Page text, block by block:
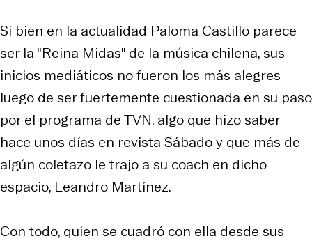
Si bien en la actualidad Paloma Castillo parece
ser la "Reina Midas" de la música chilena, sus
inicios mediáticos no fueron los más alegres
luego de ser fuertemente cuestionada en su paso
por el programa de TVN, algo que hizo saber
hace unos días en revista Sábado y que más de
algún coletazo le trajo a su coach en dicho
espacio, Leandro Martínez.
Con todo, quien se cuadró con ella desde sus